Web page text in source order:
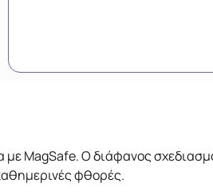
MagSafe. Ο διάφανος
φθορές.